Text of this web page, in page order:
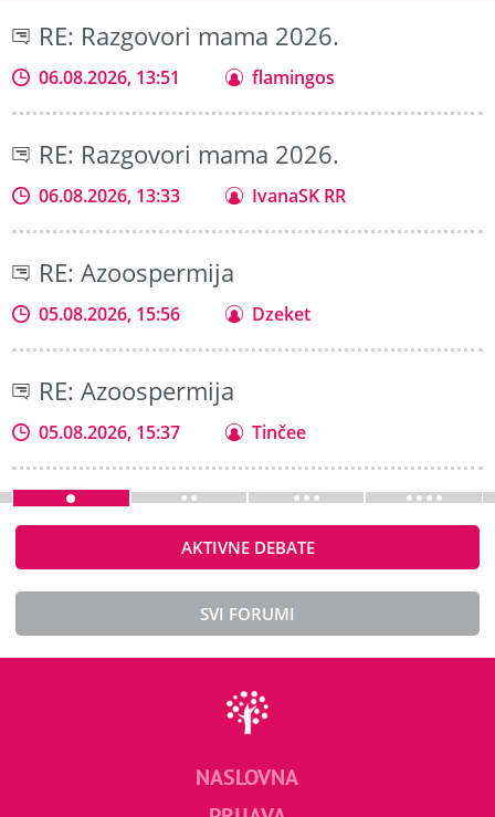
RE: Razgovori mama 2026.
06.08.2026, 13:51 flamingos
RE: Razgovori mama 2026.
06.08.2026, 13:33 IvanaSK RR
RE: Azoospermija
05.08.2026, 15:56 Dzeket
RE: Azoospermija
05.08.2026, 15:37 Tinčee
AKTIVNE DEBATE
SVI FORUMI
NASLOVNA